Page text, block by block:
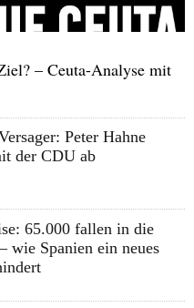
– Ceuta-Analyse mit
Peter Hahne
der CDU ab
65.000 fallen in die
wie Spanien ein neues